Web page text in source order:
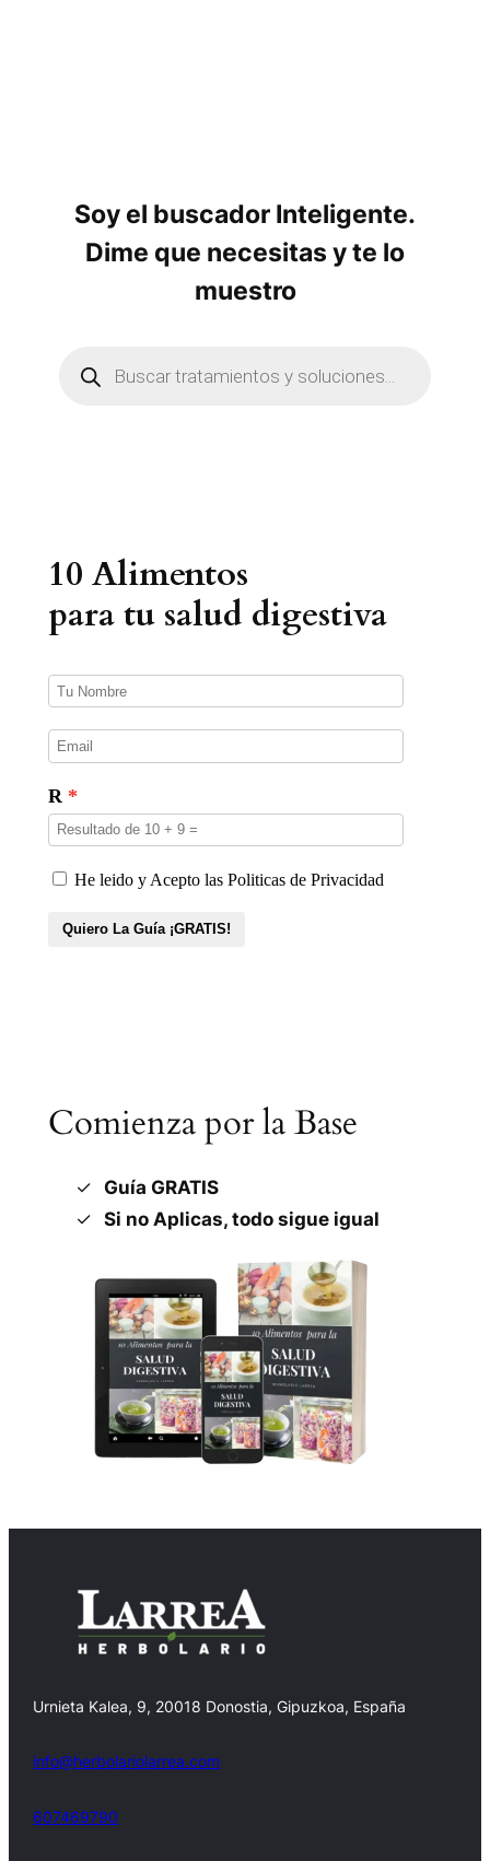
Soy el buscador Inteligente.
Dime que necesitas y te lo
muestro
o
d
c
t
s
10 Alimentos
para tu salud digestiva
Comienza por la Base
Guía GRATIS
Si no Aplicas, todo sigue igual
Urnieta Kalea, 9, 20018 Donostia, Gipuzkoa, España
info@herbolariolarrea.com
607469790